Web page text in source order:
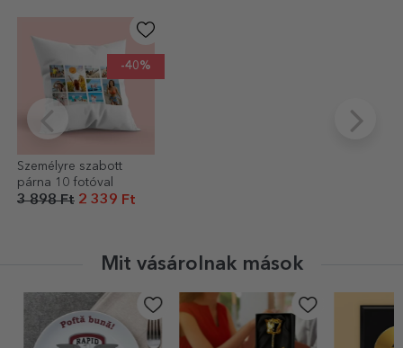
-40%
Személyre szabott
párna 10 fotóval
3 898 Ft 2 339 Ft
Mit vásárolnak mások